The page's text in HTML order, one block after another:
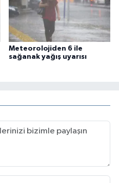
Meteorolojiden 6 ile
sağanak yağış uyarısı